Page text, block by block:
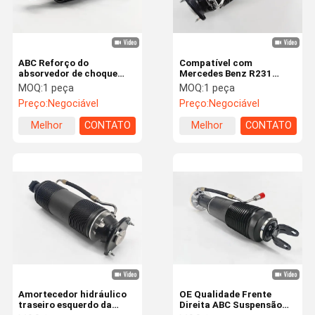
Produtos
Compatível com
Mercedes Benz R231
Classe SL absorvedor de
choque hidráulico
traseiro à esquerda
MOQ:1 peça
Preço:Negociável
Melhor
CONTATO
ABC Reforço do
absorvedor de choque
hidráulico para Benz SL-
Classe R231 Atrás à
esquerda A2313209313
MOQ:1 peça
Preço:Negociável
Melhor
CONTATO
OE Qualidade Frente
Direita ABC Suspensão
Amortecedor hidráulico
traseiro esquerdo da